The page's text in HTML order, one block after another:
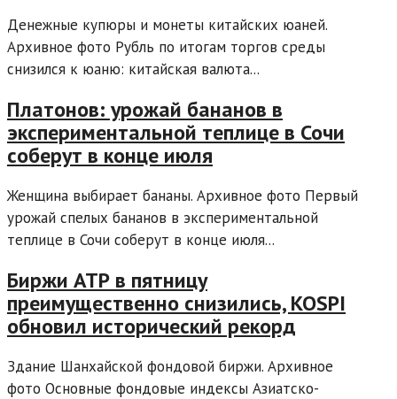
Денежные купюры и монеты китайских юаней.
Архивное фото Рубль по итогам торгов среды
снизился к юаню: китайская валюта...
Платонов: урожай бананов в
экспериментальной теплице в Сочи
соберут в конце июля
Женщина выбирает бананы. Архивное фото Первый
урожай спелых бананов в экспериментальной
теплице в Сочи соберут в конце июля...
Биржи АТР в пятницу
преимущественно снизились, KOSPI
обновил исторический рекорд
Здание Шанхайской фондовой биржи. Архивное
фото Основные фондовые индексы Азиатско-